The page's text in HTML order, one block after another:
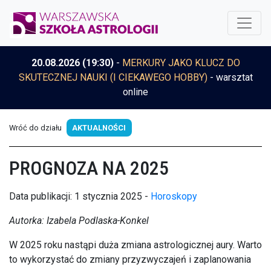
20.08.2026 (19:30)- MERKURY JAKO KLUCZ DO
SKUTECZNEJ NAUKI (I CIEKAWEGO HOBBY)- warsztat
online
Wróć do działu AKTUALNOŚCI
PROGNOZA NA 2025
Data publikacji: 1 stycznia 2025 - Horoskopy
Autorka: Izabela Podlaska-Konkel
W 2025 roku nastąpi duża zmiana astrologicznej aury. Warto
to wykorzystać do zmiany przyzwyczajeń i zaplanowania